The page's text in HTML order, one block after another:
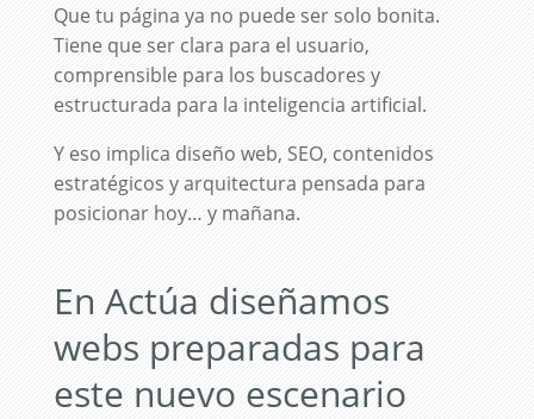
Que tu página ya no puede ser solo bonita.
Tiene que ser clara para el usuario,
comprensible para los buscadores y
estructurada para la inteligencia artificial.
Y eso implica diseño web, SEO, contenidos
estratégicos y arquitectura pensada para
posicionar hoy… y mañana.
En Actúa diseñamos
webs preparadas para
este nuevo escenario